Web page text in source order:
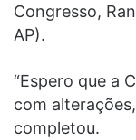
Congresso,
AP).
“Espero que a
com
completou.